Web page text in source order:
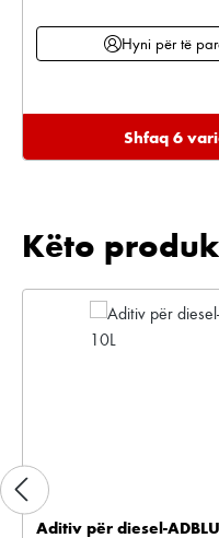
Hyni për të
Shfaq 6
Kalo galerinë e produktit
Këto
Aditiv për diesel-